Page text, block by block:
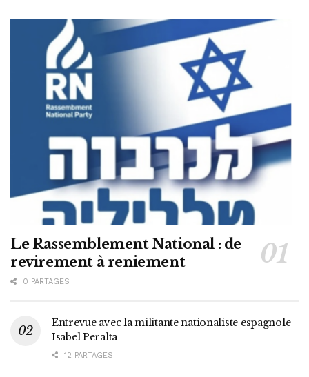
Le Rassemblement National : de
revirement à reniement
0 PARTAGES
Entrevue avec la militante nationaliste espagnole
Isabel Peralta
12 PARTAGES